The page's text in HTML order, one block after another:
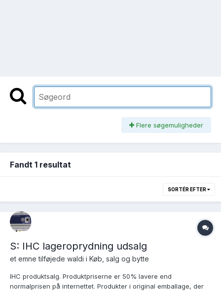
Flere søgemuligheder
Fandt 1 resultat
SORTÉR EFTER
S: IHC lageroprydning udsalg
et emne tilføjede waldi i Køb, salg og bytte
IHC produktsalg. Produktpriserne er 50% lavere end
normalprisen på internettet. Produkter i original emballage, der